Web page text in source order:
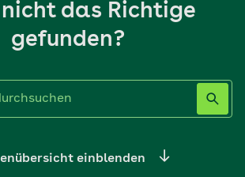
das Richtige
gefunden?
einblenden